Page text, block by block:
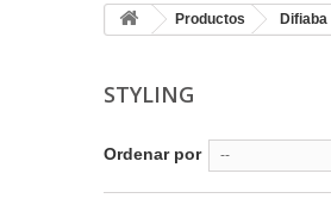
Productos Difiaba
STYLING
Ordenar por --